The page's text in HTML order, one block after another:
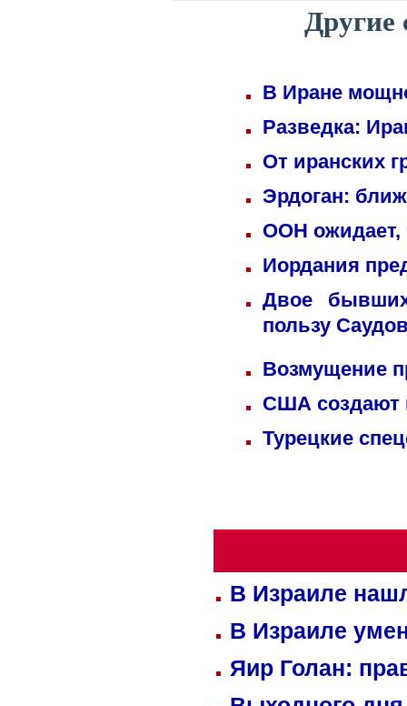
Другие
В Иране
Разведка:
От иранских
Эрдоган:
ООН ожидает,
Иордания
Двое
пользу
Возмущение
США создают
Турецкие
В Израиле
В Израиле
Яир Голан: